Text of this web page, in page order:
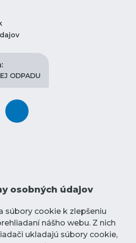
ODPADU
linkedin
osobných údajov
súbory cookie k zlepšeniu
nášho webu. Z nich
ukladajú súbory cookie,